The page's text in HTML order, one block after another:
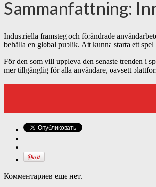
Sammanfattning:
Industriella framsteg och förändrade
behålla en global publik. Att kunna starta ett
För den som vill uppleva den senaste trenden i
mer tillgänglig för alla användare, oavsett
Комментариев еще нет.